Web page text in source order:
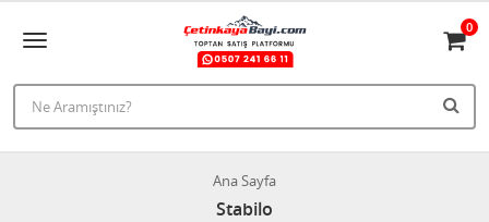
0
Ana Sayfa
Stabilo